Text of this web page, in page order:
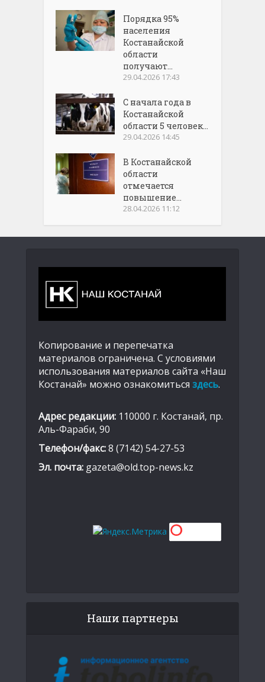
Порядка 95%
населения
Костанайской
области
получают...
29.04.2026 17:43
С начала года в
Костанайской
области 5 человек...
29.04.2026 14:45
В Костанайской
области
отмечается
повышение...
28.04.2026 11:12
Копирование и перепечатка
материалов ограничена. С условиями
использования материалов сайта «Наш
Костанай» можно ознакомиться здесь.
Адрес редакции: 110000 г. Костанай, пр.
Аль-Фараби, 90
Телефон/факс:8 (7142) 54-27-53
Эл. почта: gazeta@old.top-news.kz
Наши партнеры